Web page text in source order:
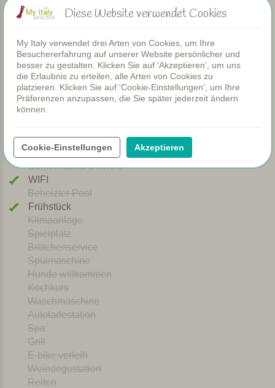
Ausstattung
Wohnungen
Schwimmbad
Zimmer
Kinderbecken
Gemeinsame Dinners
WIFI
Beheizter Pool
Frühstück
Klimaanlage
Spielplatz
Brötchenservice
Spülmaschine
Hunde willkommen
Kochkurs
Waschmaschine
Autoladestation
Spa
Grill
E-bike verleih
Weindegustation
Reiten
Diese Website verwendet Cookies
My Italy verwendet drei Arten von Cookies, um Ihre
Besuchererfahrung auf unserer Website persönlicher und
besser zu gestalten. Klicken Sie auf 'Akzeptieren', um uns
die Erlaubnis zu erteilen, alle Arten von Cookies zu
platzieren. Klicken Sie auf 'Cookie-Einstellungen', um Ihre
Präferenzen anzupassen, die Sie später jederzeit ändern
können.
Cookie-Einstellungen Akzeptieren